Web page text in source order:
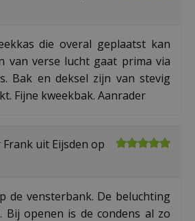
die overal geplaatst kan
van verse lucht gaat prima via
Bak en deksel zijn van stevig
Fijne kweekbak. Aanrader
Frank uit Eijsden op
de vensterbank. De beluchting
Bij openen is de condens al zo